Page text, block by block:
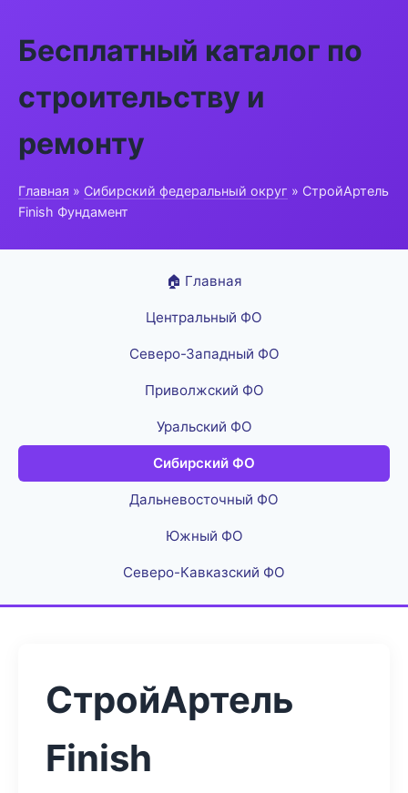
Бесплатный каталог по
строительству и
ремонту
Главная » Сибирский федеральный округ » СтройАртель
Finish Фундамент
🏠 Главная
Центральный ФО
Северо-Западный ФО
Приволжский ФО
Уральский ФО
Сибирский ФО
Дальневосточный ФО
Южный ФО
Северо-Кавказский ФО
СтройАртель
Finish